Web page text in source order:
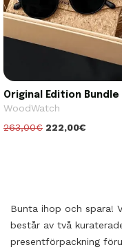
Original Edition Bundle
WoodWatch
263,00€ 222,00€
Bunta ihop och spara!
består av två
presentförpackning